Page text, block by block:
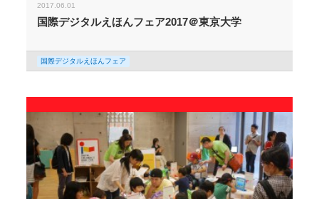
2017.06.01
国際デジタルえほんフェア2017＠東京大学
国際デジタルえほんフェア